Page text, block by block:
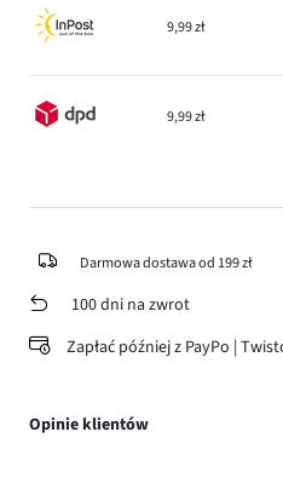
9,99 zł
9,99 zł
Darmowa dostawa od 199 zł
100 dni na zwrot
Zapłać później z PayPo |
Opinie klientów